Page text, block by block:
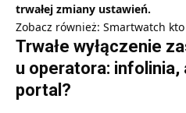
trwałej zmiany ustawień.
Zobacz również: Smartwatch
Trwałe wyłączenie
u operatora: infolinia,
portal?